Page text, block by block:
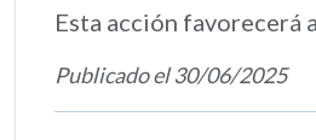
Esta acción favorecerá
Publicado el 30/06/2025